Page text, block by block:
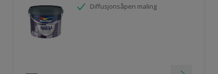
Diffusjonsåpen maling